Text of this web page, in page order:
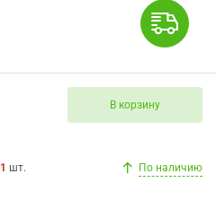
В корзину
1 шт. По наличию